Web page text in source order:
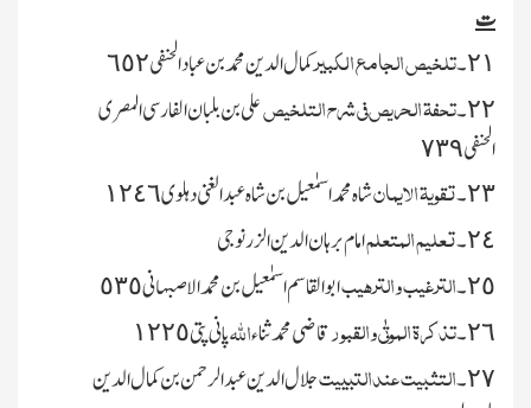
ت
٢١۔ تلخیص الجامع الکبیرکمال الدین محمدبن عبادالحنفی ٦٥٢
٢٢۔ تحفۃ الحریص فی شرح التلخیصعلی بن بلبان الفارسی المصری
الحنفی ٧٣٩
٢٣۔ تقویۃ الایمانشاہ محمداسمٰعیل بن شاہ عبدالغنی دہلوی ١٢٤٦
٢٤۔ تعلیم المتعلمامام برہان الدین الزرنوجی
٢٥۔ الترغیب والترھیبابوالقاسم اسمٰعیل بن محمدالاصبہانی ٥٣٥
٢٦۔ تذکرۃ الموتٰی والقبورقاضی محمدثناءاﷲپانی پتی ١٢٢٥
٢٧۔ التثبیت عندالتبییتجلال الدین عبدالرحمن بن کمال الدین